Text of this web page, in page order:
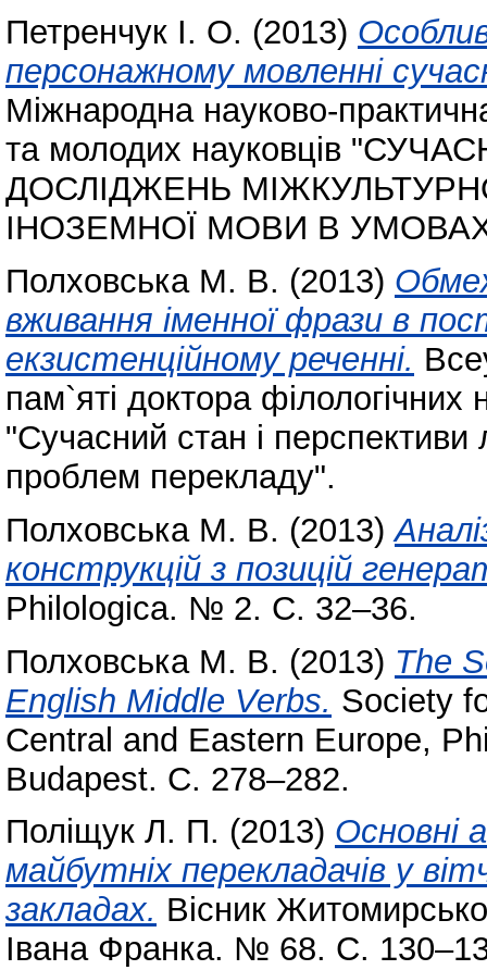
Петренчук І. О. (2013)
персонажному мовленні
Міжнародна науково-
та молодих науковців
ДОСЛІДЖЕНЬ
ІНОЗЕМНОЇ МОВИ В
Полховська М. В. (2013)
вживання іменної фрази в
екзистенційному реченні.
пам`яті доктора
"Сучасний стан і перспективи
проблем перекладу".
Полховська М. В. (2013)
конструкцій з позицій
Philologica. № 2. С. 32–36.
Полховська М. В. (2013) The
English Middle Verbs. Society
Central and Eastern Europe,
Budapest. С. 278–282.
Поліщук Л. П. (2013) Основні
майбутніх перекладачів у
закладах. Вісник
Івана Франка. № 68. С.